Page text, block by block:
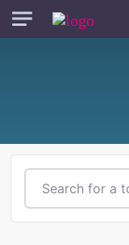
Skip to main content